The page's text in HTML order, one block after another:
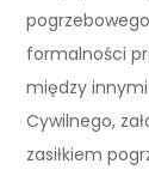
formalności
między
Cywilnego,
zasiłkiem